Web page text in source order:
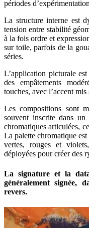
périodes
La structure interne est
tension entre stabilité
à la fois ordre et
sur toile, parfois de la
séries.
L’application picturale
des empâtements
touches, avec l’accent
Les compositions sont
souvent inscrite dans
chromatiques articulées,
La palette chromatique
vertes, rouges et
déployées pour créer des
La signature et la
généralement signée,
revers.